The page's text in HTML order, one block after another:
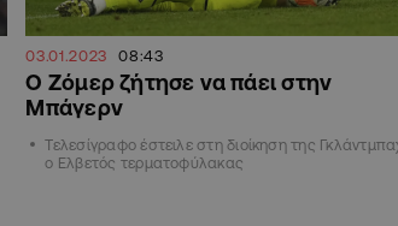
03.01.2023 08:43
Ο Ζόμερ ζήτησε να πάει στην
Μπάγερν
Τελεσίγραφο έστειλε στη διοίκηση της
ο Ελβετός τερματοφύλακας